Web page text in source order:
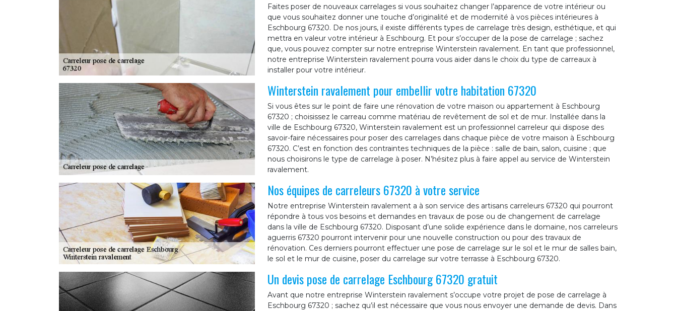
Faites poser de nouveaux carrelages si vous souhaitez changer l’apparence de votre intérieur ou
que vous souhaitez donner une touche d’originalité et de modernité à vos pièces intérieures à
Eschbourg 67320. De nos jours, il existe différents types de carrelage très design, esthétique, et qui
mettra en valeur votre intérieur à Eschbourg. Et pour s’occuper de la pose de carrelage ; sachez
que, vous pouvez compter sur notre entreprise Winterstein ravalement. En tant que professionnel,
notre entreprise Winterstein ravalement pourra vous aider dans le choix du type de carreaux à
installer pour votre intérieur.
Winterstein ravalement pour embellir votre habitation 67320
Si vous êtes sur le point de faire une rénovation de votre maison ou appartement à Eschbourg
67320 ; choisissez le carreau comme matériau de revêtement de sol et de mur. Installée dans la
ville de Eschbourg 67320, Winterstein ravalement est un professionnel carreleur qui dispose des
savoir-faire nécessaires pour poser des carrelages dans chaque pièce de votre maison à Eschbourg
67320. C’est en fonction des contraintes techniques de la pièce : salle de bain, salon, cuisine ; que
nous choisirons le type de carrelage à poser. N’hésitez plus à faire appel au service de Winterstein
ravalement.
Nos équipes de carreleurs 67320 à votre service
Notre entreprise Winterstein ravalement a à son service des artisans carreleurs 67320 qui pourront
répondre à tous vos besoins et demandes en travaux de pose ou de changement de carrelage
dans la ville de Eschbourg 67320. Disposant d’une solide expérience dans le domaine, nos carreleurs
aguerris 67320 pourront intervenir pour une nouvelle construction ou pour des travaux de
rénovation. Ces derniers pourront effectuer une pose de carrelage sur le sol et le mur de salles bain,
le sol et le mur de cuisine, poser du carrelage sur votre terrasse à Eschbourg 67320.
Un devis pose de carrelage Eschbourg 67320 gratuit
Avant que notre entreprise Winterstein ravalement s’occupe votre projet de pose de carrelage à
Eschbourg 67320 ; sachez qu’il est nécessaire que vous nous envoyer une demande de devis. Dans